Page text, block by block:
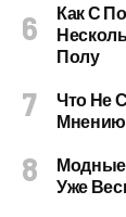
Как С
Полу
Что Не
Модные
Уже